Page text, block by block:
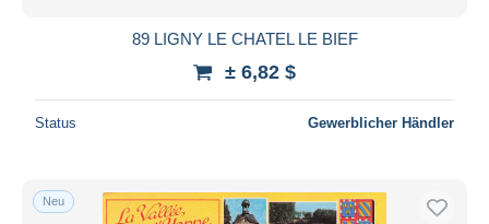
89 LIGNY LE CHATEL LE BIEF
± 6,82 $
Status Gewerblicher Händler
Neu